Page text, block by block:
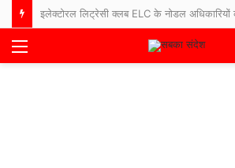
Menu